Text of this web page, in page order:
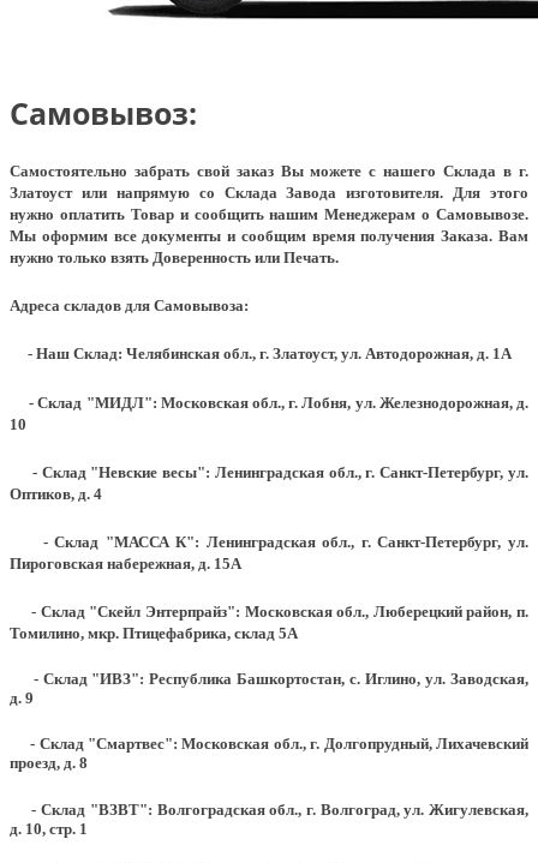
Самовывоз:
Самостоятельно забрать свой заказ Вы можете с нашего Склада в г.
Златоуст или напрямую со Склада Завода изготовителя. Для этого
нужно оплатить Товар и сообщить нашим Менеджерам о Самовывозе.
Мы оформим все документы и сообщим время получения Заказа. Вам
нужно только взять Доверенность или Печать.
Адреса складов для Самовывоза:
- Наш Склад: Челябинская обл., г. Златоуст, ул. Автодорожная, д. 1А
- Склад "МИДЛ": Московская обл., г. Лобня, ул. Железнодорожная, д.
10
- Склад "Невские весы": Ленинградская обл., г. Санкт-Петербург, ул.
Оптиков, д. 4
- Склад "МАССА К": Ленинградская обл., г. Санкт-Петербург, ул.
Пироговская набережная, д. 15А
- Склад "Скейл Энтерпрайз": Московская обл., Люберецкий район, п.
Томилино, мкр. Птицефабрика, склад 5А
- Склад "ИВЗ": Республика Башкортостан, с. Иглино, ул. Заводская,
д. 9
- Склад "Смартвес":Московская обл., г. Долгопрудный, Лихачевский
проезд, д. 8
- Склад "ВЗВТ": Волгоградская обл., г. Волгоград, ул. Жигулевская,
д. 10, стр. 1